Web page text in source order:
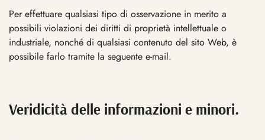
Per effettuare qualsiasi tipo di osservazione in merito a
possibili violazioni dei diritti di proprietà intellettuale o
industriale, nonché di qualsiasi contenuto del sito Web, è
possibile farlo tramite la seguente e-mail.
Veridicità delle informazioni e minori.